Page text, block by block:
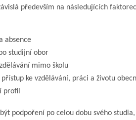
především na následujících
absence
studijní obor
mimo školu
ke vzdělávání, práci a životu
profil
podpoření po celou dobu svého